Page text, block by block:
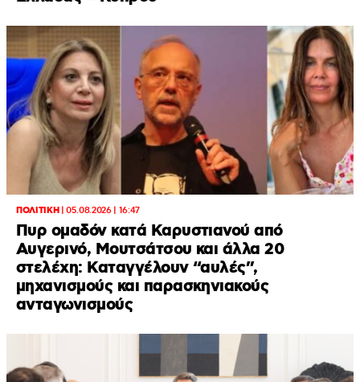
ΠΟΛΙΤΙΚΗ|05.08.2026 | 16:47
Πυρ ομαδόν κατά Καρυστιανού από
Αυγερινό, Μουτσάτσου και άλλα 20
στελέχη: Καταγγέλουν “αυλές”,
μηχανισμούς και παρασκηνιακούς
ανταγωνισμούς